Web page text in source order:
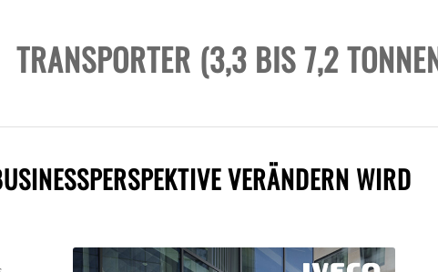
TRANSPORTER (3,3 BIS 7,2
VERÄNDERN WIRD